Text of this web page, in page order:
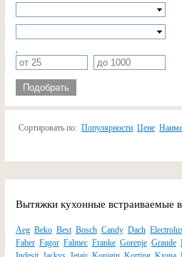
Подобрать
Сортировать по: Популярности Цене
Вытяжки кухонные встраиваемые
Aeg Beko Best Bosch Candy Dach
Faber Fagor Falmec Franke Gorenje Graude